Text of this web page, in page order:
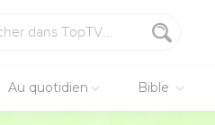
Au quotidien Bible